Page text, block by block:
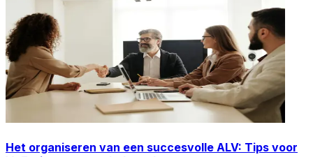
Het organiseren van een succesvolle ALV: Tips voor